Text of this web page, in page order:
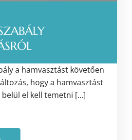
a hamvasztást követően
hogy a hamvasztást
el kell temetni […]